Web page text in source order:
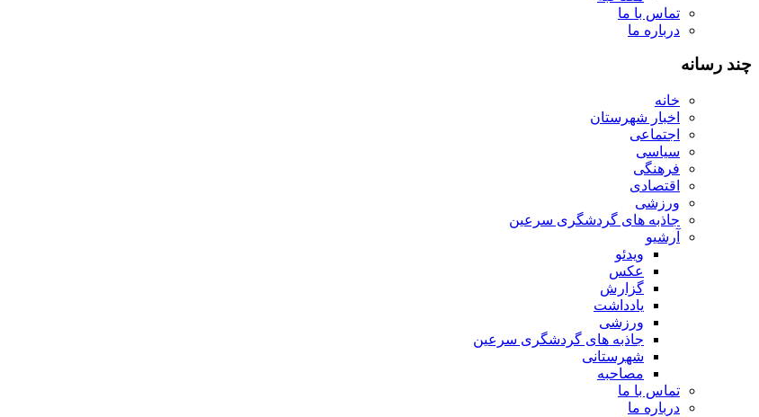
تماس با ما
درباره ما
چند رسانه
خانه
اخبار شهرستان
اجتماعی
سیاسی
فرهنگی
اقتصادی
ورزشی
جاذبه های گردشگری سرعین
آرشیو
ویدئو
عکس
گزارش
یادداشت
ورزشی
جاذبه های گردشگری سرعین
شهرستانی
مصاحبه
تماس با ما
درباره ما